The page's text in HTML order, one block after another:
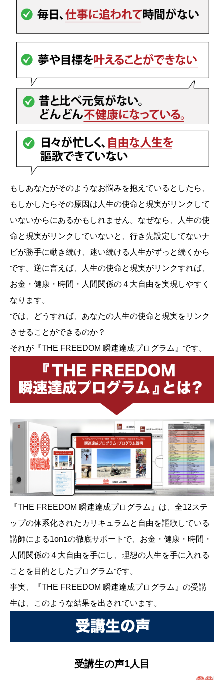
もしあなたがそのようなお悩みを抱えているとしたら、
もしかしたらその原因は人生の使命と現実がリンクして
いないからにあるかもしれません。なぜなら、人生の使
命と現実がリンクしていないと、行き先設定してないナ
ビが勝手に動き続け、迷い続ける人生がずっと続くから
です。逆に言えば、人生の使命と現実がリンクすれば、
お金・健康・時間・人間関係の４大自由を実現しやすく
なります。
では、どうすれば、あなたの人生の使命と現実をリンク
させることができるのか？
それが『THE FREEDOM 瞬速達成プログラム』です。
『THE FREEDOM 瞬速達成プログラム』は、全12ステ
ップの体系化されたカリキュラムと自由を謳歌している
講師による1on1の徹底サポートで、お金・健康・時間・
人間関係の４大自由を手にし、理想の人生を手に入れる
ことを目的としたプログラムです。
事実、『THE FREEDOM 瞬速達成プログラム』の受講
生は、このような結果を出されています。
受講生の声1人目